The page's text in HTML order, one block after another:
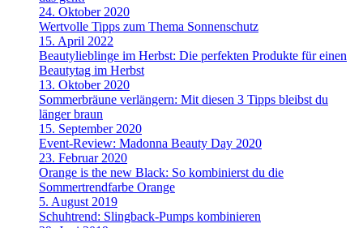
24. Oktober 2020
Wertvolle Tipps zum Thema Sonnenschutz
15. April 2022
Beautylieblinge im Herbst: Die perfekten Produkte für einen
Beautytag im Herbst
13. Oktober 2020
Sommerbräune verlängern: Mit diesen 3 Tipps bleibst du
länger braun
15. September 2020
Event-Review: Madonna Beauty Day 2020
23. Februar 2020
Orange is the new Black: So kombinierst du die
Sommertrendfarbe Orange
5. August 2019
Schuhtrend: Slingback-Pumps kombinieren